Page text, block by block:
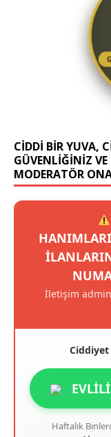
CIDDI BIR YUVA,
GÜVENLIĞINIZ
MODERATÖR
İletişim admin
Ciddiyet
Haftalık